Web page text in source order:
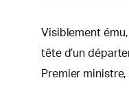
Visiblement
tête d’un
Premier